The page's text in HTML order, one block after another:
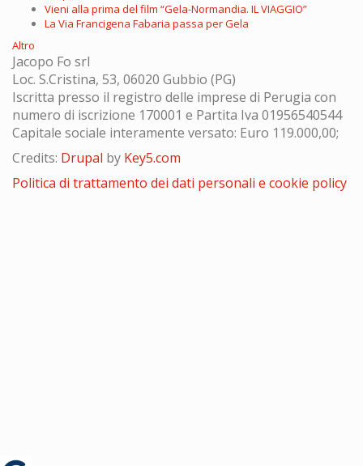
Vieni alla prima del film “Gela-Normandia. IL VIAGGIO”
La Via Francigena Fabaria passa per Gela
Altro
Jacopo Fo srl
Loc. S.Cristina, 53, 06020 Gubbio (PG)
Iscritta presso il registro delle imprese di Perugia con
numero di iscrizione 170001 e Partita Iva 01956540544
Capitale sociale interamente versato: Euro 119.000,00;
Credits: Drupal by Key5.com
Politica di trattamento dei dati personali e cookie policy